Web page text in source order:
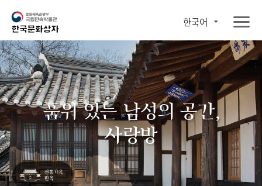
한국어
품위 있는 남성의 공간,
사랑방